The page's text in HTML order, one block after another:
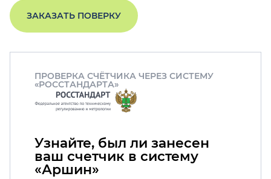
ЗАКАЗАТЬ ПОВЕРКУ
ПРОВЕРКА СЧЁТЧИКА ЧЕРЕЗ СИСТЕМУ
«РОССТАНДАРТА»
Узнайте, был ли занесен
ваш счетчик в систему
«Аршин»